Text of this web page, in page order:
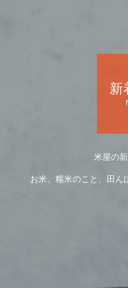
新
米屋の
お米、糯米のこと、田ん